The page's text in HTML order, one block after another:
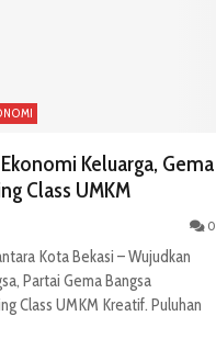
Keluarga, Gema
Class UMKM
0
Kota Bekasi – Wujudkan
Partai Gema Bangsa
Class UMKM Kreatif. Puluhan